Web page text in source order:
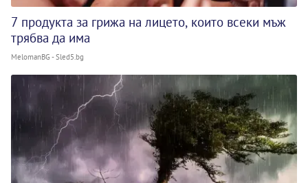
7 продукта за грижа на лицето, които всеки мъж
трябва да има
MelomanBG - Sled5.bg